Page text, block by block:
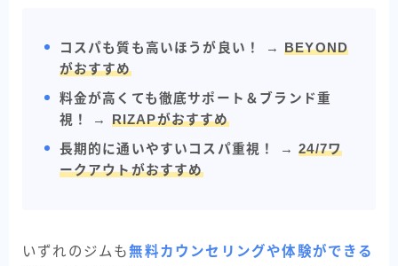
コスパも質も高いほうが良い！ → BEYOND
がおすすめ
料金が高くても徹底サポート＆ブランド重
視！
→ RIZAPがおすすめ
長期的に通いやすいコスパ重視！ →24/7ワ
ークアウトがおすすめ
いずれのジムも無料カウンセリングや体験ができる